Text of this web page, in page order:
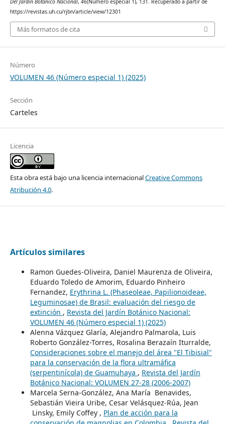
Del Jardín Botánico Nacional, 46(Número especial 1), 131. Recuperado a partir de
https://revistas.uh.cu/rjbn/article/view/12301
Más formatos de cita
Número
VOLUMEN 46 (Número especial 1) (2025)
Sección
Carteles
Licencia
Esta obra está bajo una licencia internacionalCreative Commons
Atribución 4.0.
Artículos similares
Ramon Guedes-Oliveira, Daniel Maurenza de Oliveira,
Eduardo Toledo de Amorim, Eduardo Pinheiro
Fernandez, Erythrina L. (Phaseoleae, Papilionoideae,
Leguminosae) de Brasil: evaluación del riesgo de
extinción , Revista del Jardín Botánico Nacional:
VOLUMEN 46 (Número especial 1) (2025)
Alenna Vázquez Glaría, Alejandro Palmarola, Luis
Roberto González-Torres, Rosalina Berazaín Iturralde,
Consideraciones sobre el manejo del área "El Tibisial"
para la conservación de la flora ultramáfica
(serpentinícola) de Guamuhaya , Revista del Jardín
Botánico Nacional: VOLUMEN 27-28 (2006-2007)
Marcela Serna-González, Ana María Benavides,
Sebastián Vieira Uribe, Cesar Velásquez-Rúa, Jean
Linsky, Emily Coffey , Plan de acción para la